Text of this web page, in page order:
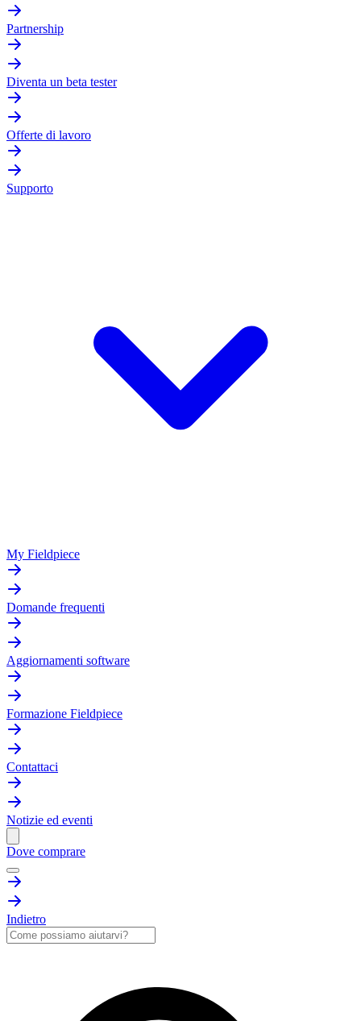
Partnership
Diventa un beta tester
Offerte di lavoro
Supporto
My Fieldpiece
Domande frequenti
Aggiornamenti software
Formazione Fieldpiece
Contattaci
Notizie ed eventi
Dove comprare
Indietro